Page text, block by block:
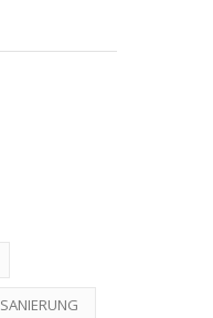
SANIERUNG